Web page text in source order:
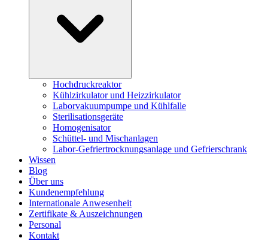
Hochdruckreaktor
Kühlzirkulator und Heizzirkulator
Laborvakuumpumpe und Kühlfalle
Sterilisationsgeräte
Homogenisator
Schüttel- und Mischanlagen
Labor-Gefriertrocknungsanlage und Gefrierschrank
Wissen
Blog
Über uns
Kundenempfehlung
Internationale Anwesenheit
Zertifikate & Auszeichnungen
Personal
Kontakt